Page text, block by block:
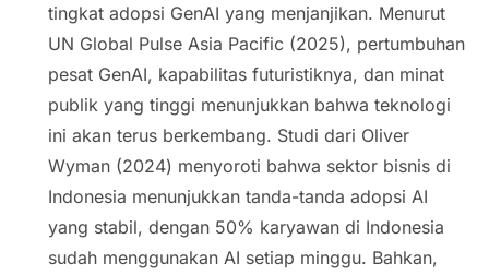
tingkat adopsi GenAI yang menjanjikan. Menurut
UN Global Pulse Asia Pacific (2025), pertumbuhan
pesat GenAI, kapabilitas futuristiknya, dan minat
publik yang tinggi menunjukkan bahwa teknologi
ini akan terus berkembang. Studi dari Oliver
Wyman (2024) menyoroti bahwa sektor bisnis di
Indonesia menunjukkan tanda-tanda adopsi AI
yang stabil, dengan 50% karyawan di Indonesia
sudah menggunakan AI setiap minggu. Bahkan,